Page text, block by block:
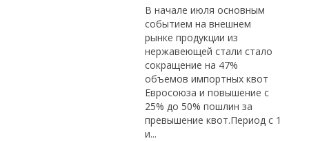
В начале июля основным
событием на внешнем
рынке продукции из
нержавеющей стали стало
сокращение на 47%
объемов импортных квот
Евросоюза и повышение с
25% до 50% пошлин за
превышение квот.Период с 1
и...